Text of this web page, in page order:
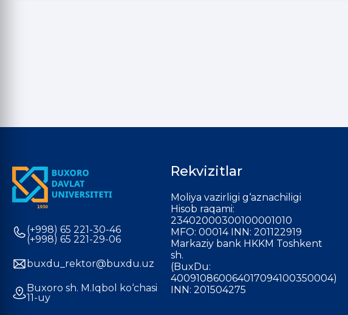
(+998) 65 221-30-46
(+998) 65 221-29-06
buxdu_rektor@buxdu.uz
Buxoro sh. M.Iqbol ko‘chasi
11-uy
Rekvizitlar
Moliya vazirligi g‘aznachiligi
Hisob raqami:
23402000300100001010
MFO: 00014 INN: 201122919
Markaziy bank HKKM Toshkent
sh.
(BuxDu:
400910860064017094100350004)
INN: 201504275